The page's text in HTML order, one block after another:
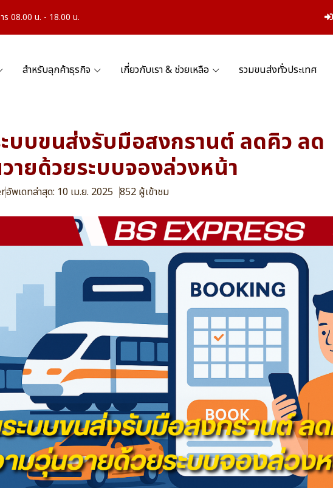
08.00 น. - 18.00 น.
สำหรับลุกค้าธุรกิจ เกี่ยวกับเรา & ช่วยเหลือ รวมขนส่งทั่วประเทศ
บบขนส่งรับมือสงกรานต์ ลดคิว ลด
ายด้วยระบบจองล่วงหน้า
อัพเดทล่าสุด: 10 เม.ย. 2025 852 ผู้เข้าชม